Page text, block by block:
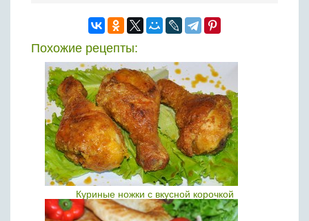
Похожие рецепты:
Куриные ножки с вкусной корочкой